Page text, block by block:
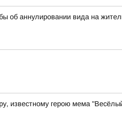
об аннулировании вида на
известному герою мема